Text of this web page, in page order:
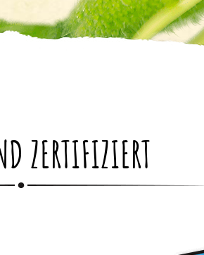
ZERTIFIZIERT